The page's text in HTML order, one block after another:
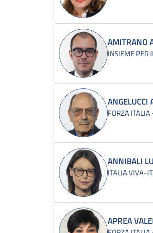
AMITRANO
INSIEME PER
ANGELUCCI
FORZA ITALIA
ANNIBALI
ITALIA VIVA-
APREA